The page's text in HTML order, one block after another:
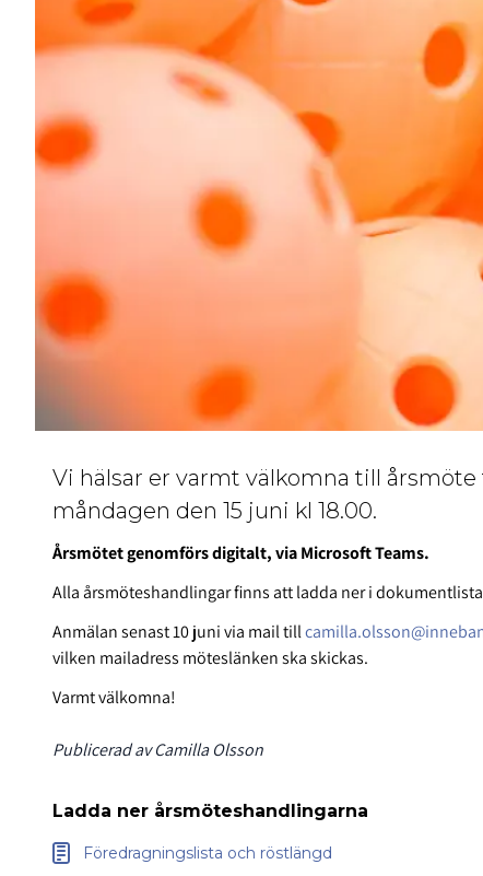
Vi hälsar er varmt välkomna till
måndagen den 15 juni kl 18.00.
Årsmötet genomförs digitalt, via Microsoft Teams.
Alla årsmöteshandlingar finns att ladda ner i
Anmälan senast 10 juni via mail till
vilken mailadress möteslänken ska skickas.
Varmt välkomna!
Publicerad av Camilla Olsson
Ladda ner årsmöteshandlingarna
Föredragningslista och röstlängd